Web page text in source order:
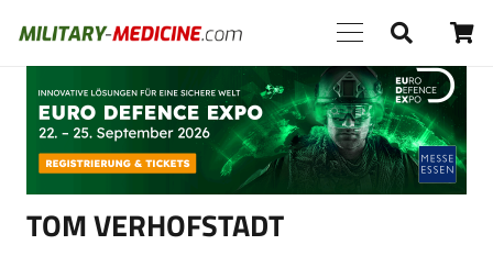
Anzeige
TOM VERHOFSTADT